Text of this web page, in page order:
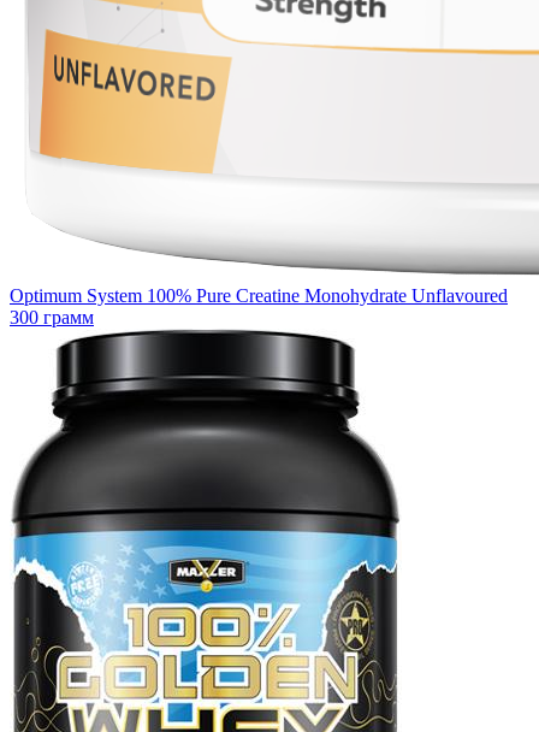
Optimum System 100% Pure Creatine Monohydrate Unflavoured
300 грамм